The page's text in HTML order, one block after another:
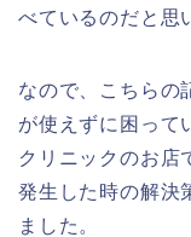
べているのだと思
なので、こちらの
が使えずに困って
クリニックのお
発生した時の解決
ました。